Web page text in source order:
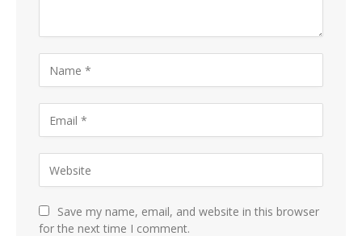
Save my name, email, and website in this browser
for the next time I comment.